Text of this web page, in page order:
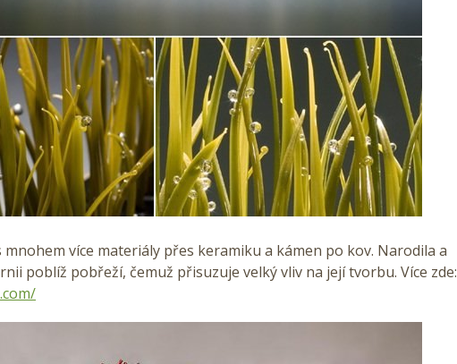
mnohem více materiály přes keramiku a kámen po kov. Narodila a
poblíž pobřeží, čemuž přisuzuje velký vliv na její tvorbu. Více zde: